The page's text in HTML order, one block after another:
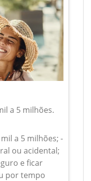
a 5 milhões.
a 5 milhões; -
ou acidental;
e ficar
por tempo